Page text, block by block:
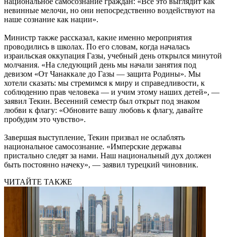
невинные мелочи, но они непосредственно воздействуют на
наше сознание как нации».
Министр также рассказал, какие именно мероприятия
проводились в школах. По его словам, когда началась
израильская оккупация Газы, учебный день открылся минутой
молчания. «На следующий день мы начали занятия под
девизом «От Чанаккале до Газы — защита Родины». Мы
хотели сказать: мы стремимся к миру и справедливости, к
соблюдению прав человека — и учим этому наших детей», —
заявил Текин. Весенний семестр был открыт под знаком
любви к флагу: «Обновите вашу любовь к флагу, давайте
пробудим это чувство».
Завершая выступление, Текин призвал не ослаблять
национальное самосознание. «Имперские державы
пристально следят за нами. Наш национальный дух должен
быть постоянно начеку», — заявил турецкий чиновник.
ЧИТАЙТЕ ТАКЖЕ